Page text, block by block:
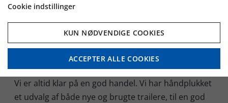
Har du spørgsmål?
Vi er altid klar på en god handel. Vi har håndplukket
et udvalg af både nye og brugte trailere, til en god
Cookie indstillinger
KUN NØDVENDIGE COOKIES
ACCEPTER ALLE COOKIES